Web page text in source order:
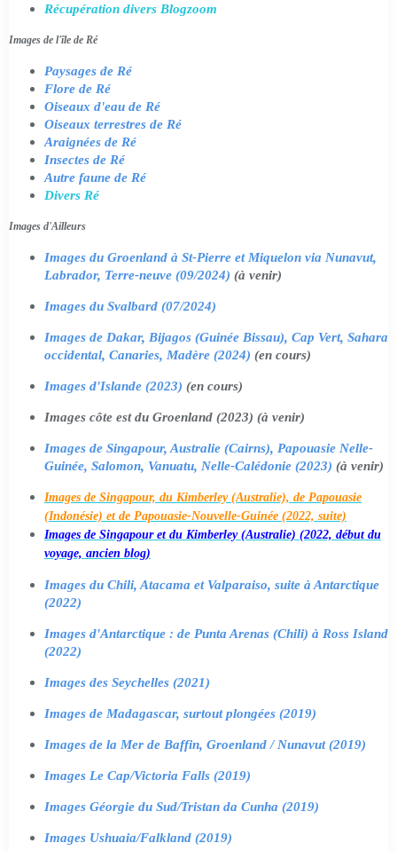
Récupération divers Blogzoom
Images de l'île de Ré
Paysages de Ré
Flore de Ré
Oiseaux d'eau de Ré
Oiseaux terrestres de Ré
Araignées de Ré
Insectes de Ré
Autre faune de Ré
Divers Ré
Images d'Ailleurs
Images du Groenland à St-Pierre et Miquelon via Nunavut,
Labrador, Terre-neuve (09/2024) (à venir)
Images du Svalbard (07/2024)
Images de Dakar, Bijagos (Guinée Bissau), Cap Vert, Sahara
occidental, Canaries, Madère (2024) (en cours)
Images d'Islande (2023) (en cours)
Images côte est du Groenland (2023) (à venir)
Images de Singapour, Australie (Cairns), Papouasie Nelle-
Guinée, Salomon, Vanuatu, Nelle-Calédonie (2023) (à venir)
Images de Singapour, du Kimberley (Australie), de Papouasie
(Indonésie) et de Papouasie-Nouvelle-Guinée (2022, suite)
Images de Singapour et du Kimberley (Australie) (2022, début du
voyage, ancien blog)
Images du Chili, Atacama et Valparaiso, suite à Antarctique
(2022)
Images d'Antarctique : de Punta Arenas (Chili) à Ross Island
(2022)
Images des Seychelles (2021)
Images de Madagascar, surtout plongées (2019)
Images de la Mer de Baffin, Groenland / Nunavut (2019)
Images Le Cap/Victoria Falls (2019)
Images Géorgie du Sud/Tristan da Cunha (2019)
Images Ushuaia/Falkland (2019)